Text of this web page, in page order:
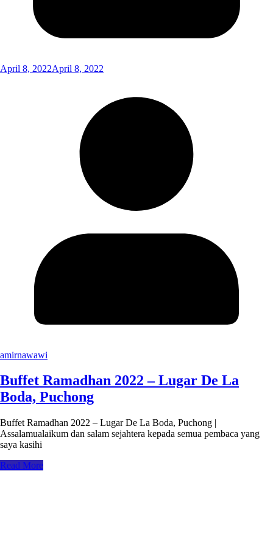
April 8, 2022April 8, 2022
amirnawawi
Buffet Ramadhan 2022 – Lugar De La
Boda, Puchong
Buffet Ramadhan 2022 – Lugar De La Boda, Puchong |
Assalamualaikum dan salam sejahtera kepada semua pembaca yang
saya kasihi
Read More